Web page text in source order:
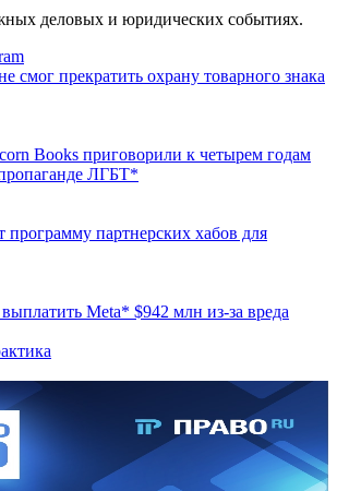
деловых и юридических событиях.
смог прекратить охрану товарного знака
Books приговорили к четырем годам
ЛГБТ*
программу партнерских хабов для
Meta* $942 млн из-за вреда